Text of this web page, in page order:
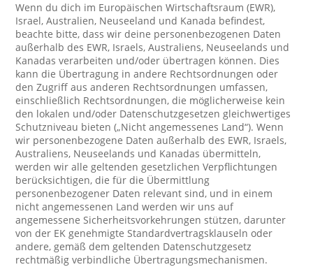
Wenn du dich im Europäischen Wirtschaftsraum (EWR),
Israel, Australien, Neuseeland und Kanada befindest,
beachte bitte, dass wir deine personenbezogenen Daten
außerhalb des EWR, Israels, Australiens, Neuseelands und
Kanadas verarbeiten und/oder übertragen können. Dies
kann die Übertragung in andere Rechtsordnungen oder
den Zugriff aus anderen Rechtsordnungen umfassen,
einschließlich Rechtsordnungen, die möglicherweise kein
den lokalen und/oder Datenschutzgesetzen gleichwertiges
Schutzniveau bieten („Nicht angemessenes Land“). Wenn
wir personenbezogene Daten außerhalb des EWR, Israels,
Australiens, Neuseelands und Kanadas übermitteln,
werden wir alle geltenden gesetzlichen Verpflichtungen
berücksichtigen, die für die Übermittlung
personenbezogener Daten relevant sind, und in einem
nicht angemessenen Land werden wir uns auf
angemessene Sicherheitsvorkehrungen stützen, darunter
von der EK genehmigte Standardvertragsklauseln oder
andere, gemäß dem geltenden Datenschutzgesetz
rechtmäßig verbindliche Übertragungsmechanismen.